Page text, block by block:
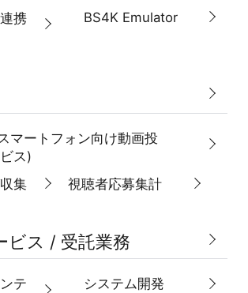
携
BS4K Emulator
ートフォン向け動画投
ス)
集
視聴者応募集計
ビス / 受託業務
テ
システム開発